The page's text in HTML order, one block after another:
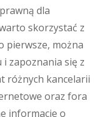
dla
skorzystać z
pierwsze, można
zapoznania się z
różnych kancelarii
oraz fora
informacje o